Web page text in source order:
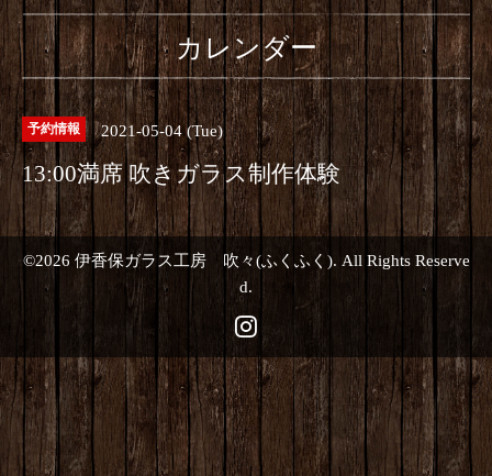
カレンダー
予約情報 2021-05-04 (Tue)
13:00満席 吹きガラス制作体験
©2026 伊香保ガラス工房 吹々(ふくふく). All Rights Reserve
d.